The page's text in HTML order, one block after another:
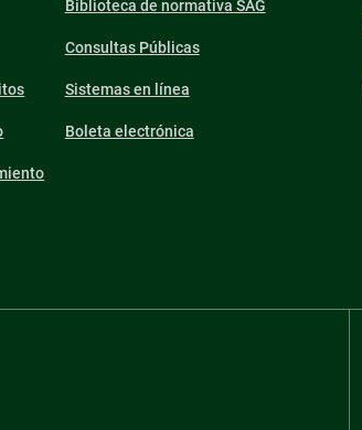
Biblioteca de normativa SAG
Consultas Públicas
Sistemas en línea
Boleta electrónica